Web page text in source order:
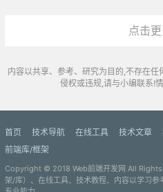
点击
内容以共享、参考、研究为目的,不存在
侵权或违规,请与小编联系!
首页 技术导航 在线工具 技术文章
前端库/框架